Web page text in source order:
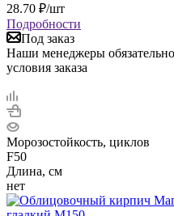
28.70 ₽/шт
Подробности
Под заказ
Наши менеджеры
условия заказа
Морозостойкость, циклов
F50
Длина, см
нет